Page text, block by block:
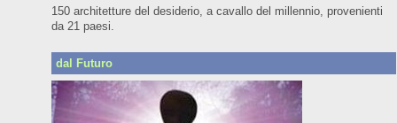
150 architetture del desiderio, a cavallo del millennio, provenienti
da 21 paesi.
dal Futuro